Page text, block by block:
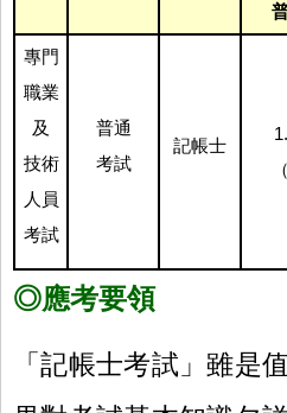
專門
職業
及
技術
人員
考試
普通
考試
記帳士
◎應考要領
「記帳士考試」雖是